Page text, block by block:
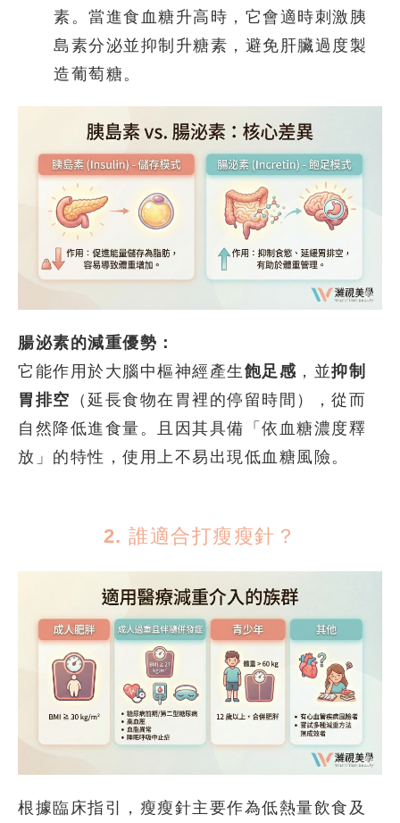
素。當進食血糖升高時，它會適時刺激胰
島素分泌並抑制升糖素，避免肝臟過度製
造葡萄糖。
腸泌素的減重優勢：
它能作用於大腦中樞神經產生飽足感 ，並抑制
胃排空 （延長食物在胃裡的停留時間），從而
自然降低進食量。且因其具備「依血糖濃度釋
放」的特性，使用上不易出現低血糖風險。
2. 誰適合打瘦瘦針？
根據臨床指引，瘦瘦針主要作為低熱量飲食及